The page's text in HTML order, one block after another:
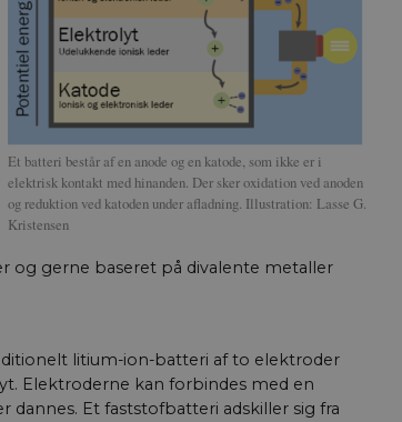
Et batteri består af en anode og en katode, som ikke er i
elektrisk kontakt med hinanden. Der sker oxidation ved anoden
og reduktion ved katoden under afladning. Illustration: Lasse G.
Kristensen
og gerne baseret på divalente metaller
litium-ion-batteri af to elektroder
Elektroderne kan forbindes med en
dannes. Et faststofbatteri adskiller sig fra